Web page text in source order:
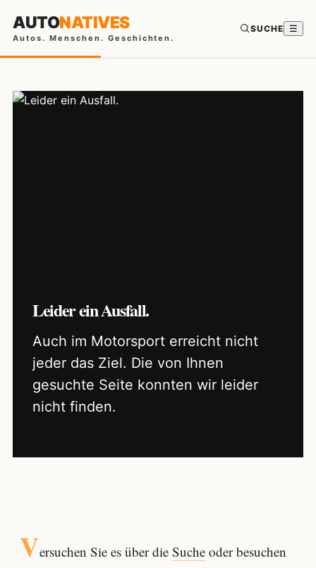
AUTONATIVES
Autos. Menschen. Geschichten.
SUCHE ☰
Leider ein Ausfall.
Auch im Motorsport erreicht nicht
jeder das Ziel. Die von Ihnen
gesuchte Seite konnten wir leider
nicht finden.
Versuchen Sie es über die Sucheoder besuchen